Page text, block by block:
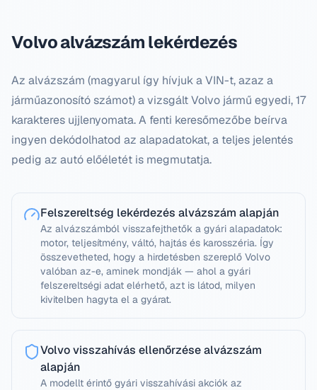
Volvoalvázszám lekérdezés
Az alvázszám (magyarul így hívjuk a VIN-t, azaz a
járműazonosító számot) a vizsgáltVolvo jármű egyedi, 17
karakteres ujjlenyomata. A fenti keresőmezőbe beírva
ingyen dekódolhatod az alapadatokat, a teljes jelentés
pedig az autó előéletét is megmutatja.
Felszereltség lekérdezés alvázszám alapján
Az alvázszámból visszafejthetők a gyári alapadatok:
motor, teljesítmény, váltó, hajtás és karosszéria. Így
összevetheted, hogy a hirdetésben szereplő Volvo
valóban az-e, aminek mondják — ahol a gyári
felszereltségi adat elérhető, azt is látod, milyen
kivitelben hagyta el a gyárat.
Volvo visszahívás ellenőrzése alvázszám
alapján
A modellt érintő gyári visszahívási akciók az